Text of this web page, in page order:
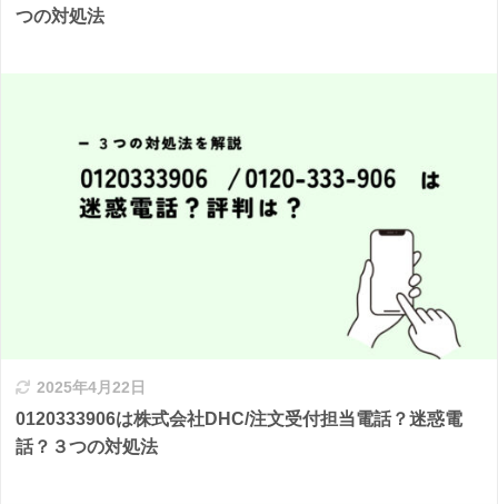
つの対処法
2025年4月22日
0120333906は株式会社DHC/注文受付担当電話？迷惑電
話？３つの対処法